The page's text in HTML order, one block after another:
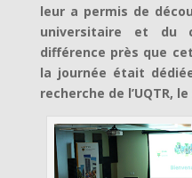
leur a permis de
universitaire et du
différence près que
la journée était
recherche de l’UQTR, le